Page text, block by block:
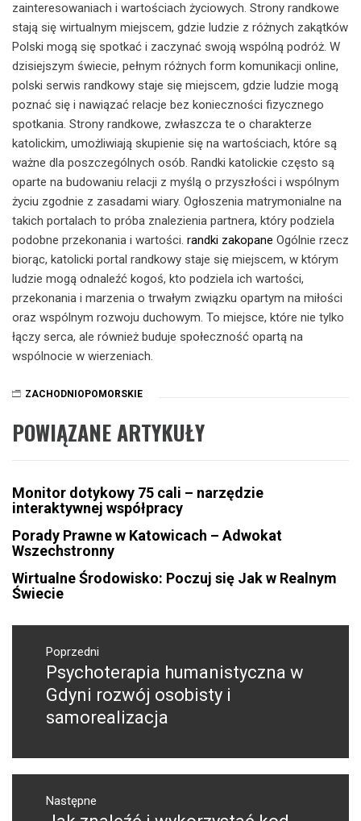
zainteresowaniach i wartościach życiowych. Strony randkowe
stają się wirtualnym miejscem, gdzie ludzie z różnych zakątków
Polski mogą się spotkać i zaczynać swoją wspólną podróż. W
dzisiejszym świecie, pełnym różnych form komunikacji online,
polski serwis randkowy staje się miejscem, gdzie ludzie mogą
poznać się i nawiązać relacje bez konieczności fizycznego
spotkania. Strony randkowe, zwłaszcza te o charakterze
katolickim, umożliwiają skupienie się na wartościach, które są
ważne dla poszczególnych osób. Randki katolickie często są
oparte na budowaniu relacji z myślą o przyszłości i wspólnym
życiu zgodnie z zasadami wiary. Ogłoszenia matrymonialne na
takich portalach to próba znalezienia partnera, który podziela
podobne przekonania i wartości. randki zakopane Ogólnie rzecz
biorąc, katolicki portal randkowy staje się miejscem, w którym
ludzie mogą odnaleźć kogoś, kto podziela ich wartości,
przekonania i marzenia o trwałym związku opartym na miłości
oraz wspólnym rozwoju duchowym. To miejsce, które nie tylko
łączy serca, ale również buduje społeczność opartą na
wspólnocie w wierzeniach.
ZACHODNIOPOMORSKIE
POWIĄZANE ARTYKUŁY
Monitor dotykowy 75 cali – narzędzie
interaktywnej współpracy
Porady Prawne w Katowicach – Adwokat
Wszechstronny
Wirtualne Środowisko: Poczuj się Jak w Realnym
Świecie
Nawigacja
wpisuPoprzedni
Poprzedni
wpis:
Psychoterapia humanistyczna w
Gdyni rozwój osobisty i
samorealizacja
Następne